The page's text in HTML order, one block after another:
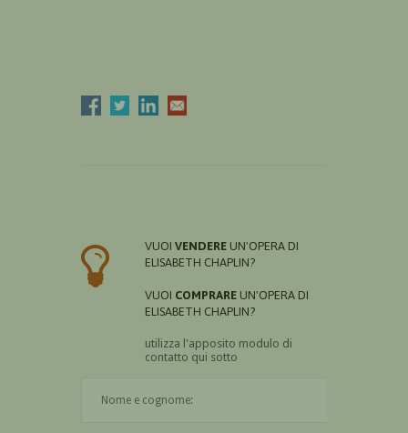
VUOI VENDERE UN'OPERA DI
ELISABETH CHAPLIN?
VUOI COMPRARE UN'OPERA DI
ELISABETH CHAPLIN?
utilizza l'apposito modulo di
contatto qui sotto